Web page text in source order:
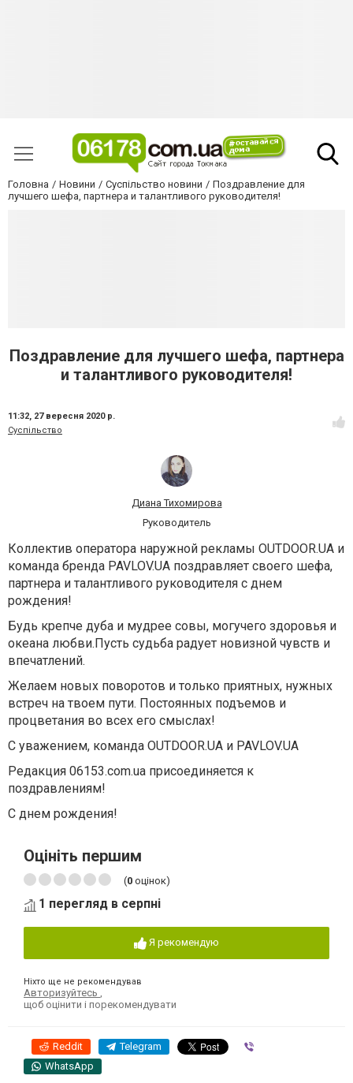
Головна Новини Суспільство новини
Поздравление для
лучшего шефа, партнера и талантливого руководителя!
Поздравление для лучшего шефа, партнера
и талантливого руководителя!
11:32, 27 вересня 2020 р.
Суспільство
Диана Тихомирова
Руководитель
Коллектив оператора наружной рекламы ОUTDOOR.UA и
команда бренда PAVLOV.UA поздравляет своего шефа,
партнера и талантливого руководителя с днем
рождения!
Будь крепче дуба и мудрее совы, могучего здоровья и
океана любви.Пусть судьба радует новизной чувств и
впечатлений.
Желаем новых поворотов и только приятных, нужных
встреч на твоем пути. Постоянных подъемов и
процветания во всех его смыслах!
С уважением, команда ОUTDOOR.UA и PAVLOV.UA
Редакция 06153.сom.ua присоединяется к
поздравлениям!
С днем рождения!
Оцініть першим
(0 оцінок)
1 перегляд в серпні
Я рекомендую
Ніхто ще не рекомендував
Авторизуйтесь ,
щоб оцінити і порекомендувати
Reddit Telegram
WhatsApp